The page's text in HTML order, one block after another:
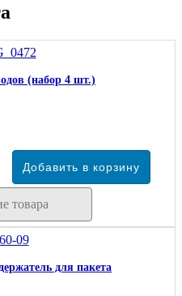
(набор 4 шт.)
товара
для пакета